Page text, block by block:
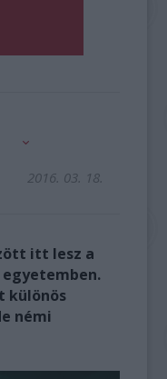
2016. 03. 18.
itt lesz a
különös
némi